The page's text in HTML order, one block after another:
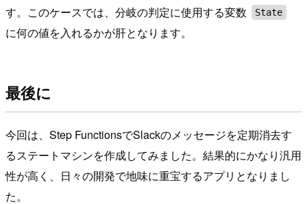
す。このケースでは、分岐の判定に使用する変数
State
に何の値を入れるかが肝となります。
最後に
今回は、Step FunctionsでSlackのメッセージを定期消去す
るステートマシンを作成してみました。結果的にかなり汎用
性が高く、日々の開発で地味に重宝するアプリとなりまし
た。